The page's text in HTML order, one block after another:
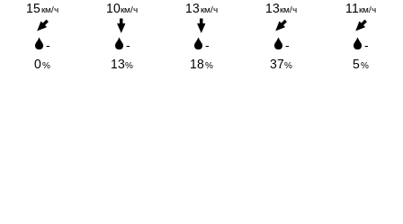
15км/ч
-
0%
10км/ч
-
13%
13км/ч
-
18%
13км/ч
-
37%
11 км/ч
-
5%